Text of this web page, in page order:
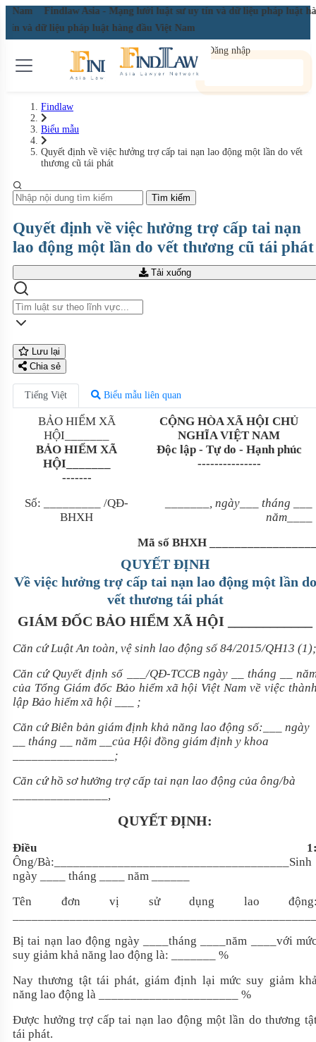
Nam
Findlaw Asia - Mạng lưới luật sư uy tín và dữ liệu pháp luật
tín và dữ liệu pháp luật hàng đầu Việt Nam
Đăng nhập
Findlaw
Biểu mẫu
Quyết định về việc hưởng trợ cấp tai nạn lao động một lần do vết
thương cũ tái phát
Tìm kiếm
Quyết định về việc hưởng trợ cấp tai nạn
lao động một lần do vết thương cũ tái phát
Tải xuống
Lưu lại
Chia sẻ
Tiếng Việt Biểu mẫu liên quan
BẢO HIỂM XÃ
HỘI_______
BẢO HIỂM XÃ
HỘI_______
-------
CỘNG HÒA XÃ HỘI CHỦ
NGHĨA VIỆT NAM
Độc lập - Tự do - Hạnh phúc
---------------
Số:
/QĐ-
BHXH
, ngày___ tháng
năm____
Mã số BHXH
QUYẾT ĐỊNH
Về việc hưởng trợ cấp tai nạn lao động một lần do
vết thương tái phát
GIÁM ĐỐC BẢO HIỂM XÃ HỘI
Căn cứ Luật An toàn, vệ sinh lao động số 84/2015/QH13 (1);
Căn cứ Quyết định số
___/QĐ-TCCB ngày tháng
của Tổng Giám đốc Bảo hiểm xã hội Việt Nam về việc
lập Bảo hiểm xã hội
;
Căn cứ Biên bản giám định khả năng lao động số:
ngày
tháng
năm __của Hội đồng giám định y khoa
;
Căn cứ hồ sơ hưởng trợ cấp tai nạn lao động của ông/bà
,
QUYẾT ĐỊNH:
Điều
Ông/Bà:
Sinh
ngày
tháng năm
Tên đơn vị sử dụng lao
Bị tai nạn lao động ngày
tháng ____năm
với
suy giảm khả năng lao động là:
%
Nay thương tật tái phát, giám định lại mức suy giảm
năng lao động là
%
Được hưởng trợ cấp tai nạn lao động một lần do thương
tái phát.